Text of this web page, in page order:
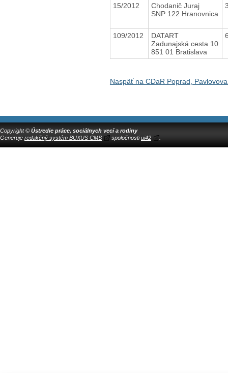
15/2012
Chodanič Juraj
SNP 122 Hranovnica
109/2012
DATART
Zadunajská cesta 10
851 01 Bratislava
Naspäť na CDaR Poprad,
Copyright © Ústredie práce, sociálnych vecí a rodiny
Generuje redakčný systém BUXUS CMS spoločnostiui42